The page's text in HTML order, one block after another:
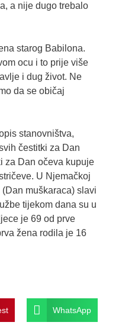
a nije dugo trebalo
starog Babilona.
ocu i to prije više
i dug život. Ne
da se običaj
stanovništva,
čestitki za Dan
za Dan očeva kupuje
U Njemačkoj
muškaraca) slavi
tijekom dana su u
je 69 od prve
žena rodila je 16
WhatsApp